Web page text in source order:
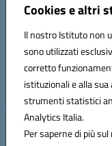
Cookies e altri
Il nostro Istituto non
sono utilizzati
corretto
istituzionali e alla
strumenti statistici
Analytics Italia.
Per saperne di più
Indirizzo:Via Carducci
Posta elettronica
Codice fiscale:
Codice meccanografico:
Hosting